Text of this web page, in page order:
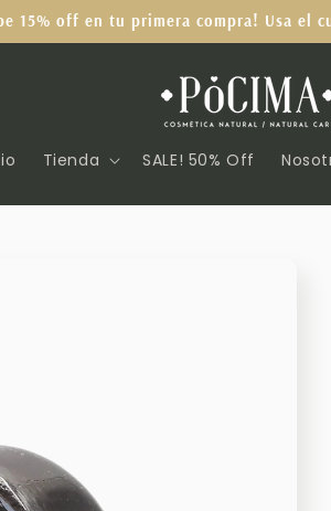
15% off en tu primera compra! Usa el
Tienda SALE! 50% Off